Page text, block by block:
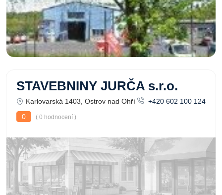
STAVEBNINY JURČA s.r.o.
Karlovarská 1403, Ostrov nad Ohří
+420 602 100 124
0
( 0 hodnocení )